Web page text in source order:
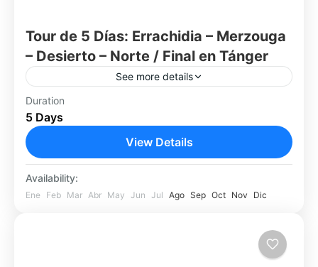
Tour de 5 Días: Errachidia – Merzouga
– Desierto – Norte / Final en Tánger
See more details
Viajá en 5 días por Marruecos desde Errachidia
al desierto de Merzouga y hacia el norte — una
ruta ideal para quienes desean combinar
Errachidia
Fácil
1 Person
Duration
5 Days
View Details
Availability:
Ene Feb Mar Abr May Jun Jul Ago Sep Oct Nov Dic